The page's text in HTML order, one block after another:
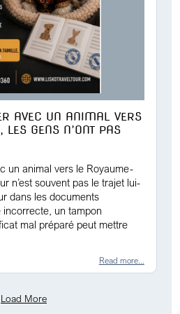
AVEC UN ANIMAL VERS
GENS N’ONT PAS
un animal vers le Royaume-
n’est souvent pas le trajet lui-
dans les documents
un tampon
mal préparé peut mettre
Read more...
Load More